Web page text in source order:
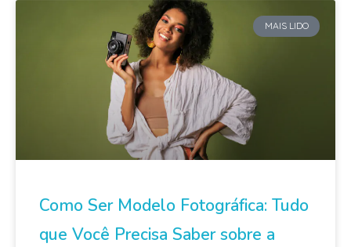
MAIS LIDO
Como Ser Modelo Fotográfica: Tudo
que Você Precisa Saber sobre a